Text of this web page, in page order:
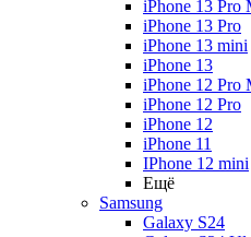
iPhone 13 Pro
iPhone 13 Pro
iPhone 13 mini
iPhone 13
iPhone 12 Pro
iPhone 12 Pro
iPhone 12
iPhone 11
IPhone 12 mini
Ещё
Samsung
Galaxy S24